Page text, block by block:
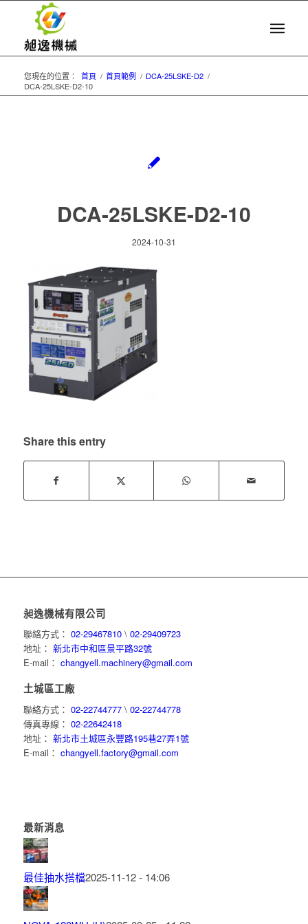
您現在的位置： 首頁 / 首頁範例 / DCA-25LSKE-D2 /
DCA-25LSKE-D2-10
DCA-25LSKE-D2-10
2024-10-31
Share this entry
昶逸機械有限公司
聯絡方式： 02-29467810 \ 02-29409723
地址： 新北市中和區景平路32號
E-mail： changyell.machinery@gmail.com
土城區工廠
聯絡方式： 02-22744777 \ 02-22744778
傳真專線： 02-22642418
地址： 新北市土城區永豐路195巷27弄1號
E-mail： changyell.factory@gmail.com
最新消息
最佳抽水搭檔2025-11-12 - 14:06